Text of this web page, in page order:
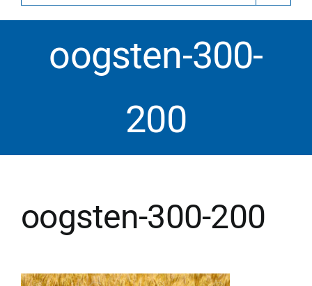
oogsten-300-
200
oogsten-300-200